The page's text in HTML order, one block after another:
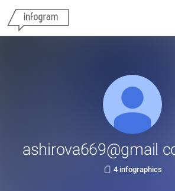
ashirova669@gmail
4 infographics